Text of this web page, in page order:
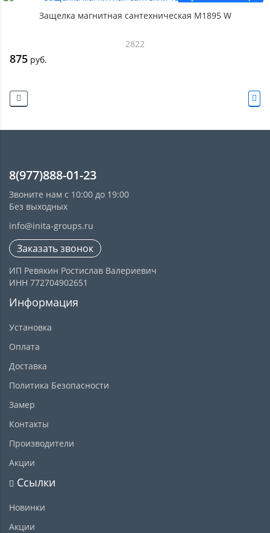
Защелка магнитная сантехническая M1895 W
2822
875 руб.
8(977)888-01-23
Звоните нам с 10:00 до 19:00
Без выходных
info@inita-groups.ru
Заказать звонок
ИП Ревякин Ростислав Валериевич
ИНН 772704902651
Информация
Установка
Оплата
Доставка
Политика Безопасности
Замер
Контакты
Производители
Акции
Ссылки
Новинки
Акции